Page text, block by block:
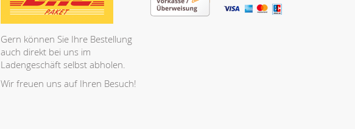
Gern können Sie Ihre Bestellung
auch direkt bei uns im
Ladengeschäft selbst abholen.
Wir freuen uns auf Ihren Besuch!